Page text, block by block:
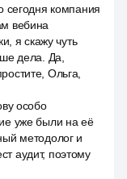
сегодня компания
вебина
я скажу чуть
дела. Да,
Ольга,
особо
уже были на её
методолог и
аудит, поэтому